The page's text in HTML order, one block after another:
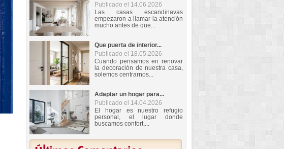
Publicado el 14.06.2026
Las casas escandinavas
empezaron a llamar la atención
mucho antes de que...
Que puerta de interior...
Publicado el 18.05.2026
Cuando pensamos en renovar
la decoración de nuestra casa,
solemos centrarnos...
Adaptar un hogar para...
Publicado el 14.04.2026
El hogar es nuestro refugio
personal, el lugar donde
buscamos confort,...